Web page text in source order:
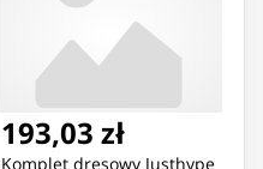
193,03 zł
Komplet dresowy Justhype